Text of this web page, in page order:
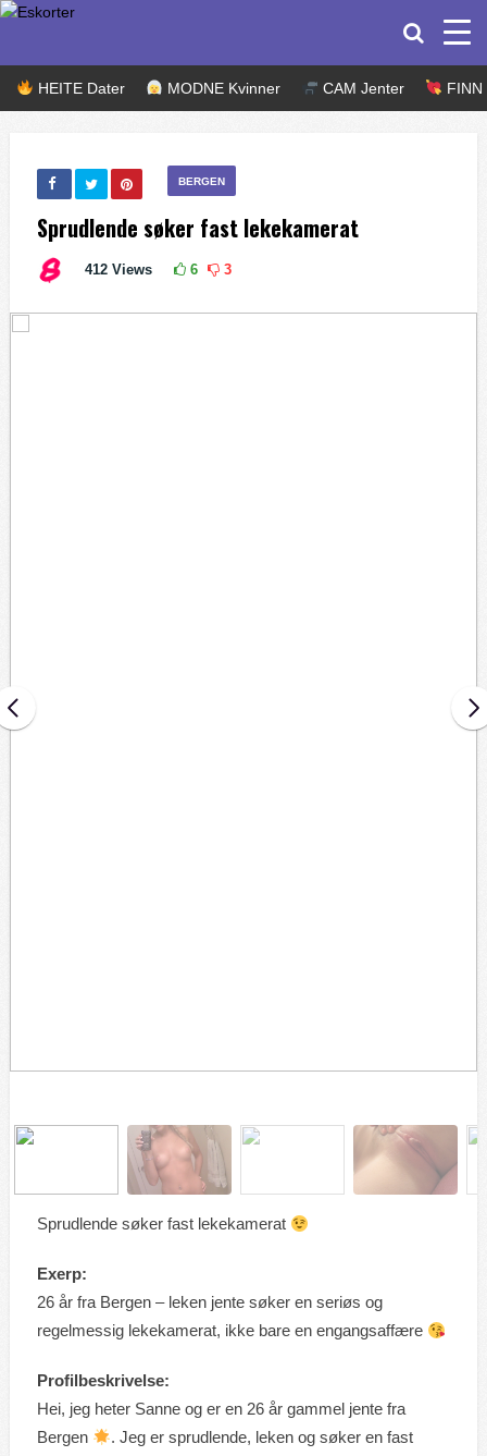
HEITE Dater MODNE Kvinner CAM Jenter
BERGEN
Sprudlende søker fast lekekamerat
412 Views 6 3
Sprudlende søker fast lekekamerat
Exerp:
26 år fra Bergen – leken jente søker en seriøs og
regelmessig lekekamerat, ikke bare en engangsaffære
Profilbeskrivelse:
Hei, jeg heter Sanne og er en 26 år gammel jente fra
Bergen
. Jeg er sprudlende, leken og søker en fast